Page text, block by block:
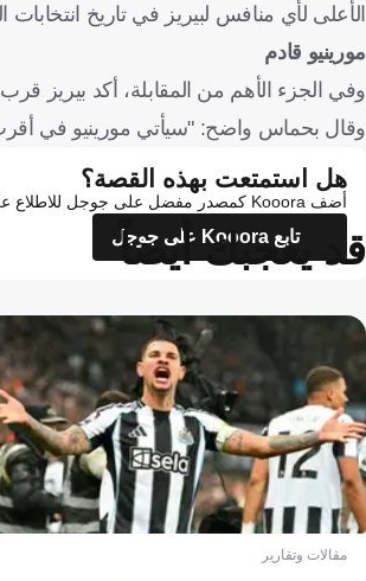
الأعلى لأي منافس لبيريز في تاريخ انتخابات
مورينيو قادم
وفي الجزء الأهم من المقابلة، أكد بيريز
وقال بحماس واضح: "سيأتي مورينيو في
هل استمتعت بهذه القصة؟
أضف Kooora كمصدر مفضل على جوجل للاطلاع على المزيد من تقاريرنا
تابع Kooora على جوجل
قد يعجبك أيضاً
مقالات وتقارير